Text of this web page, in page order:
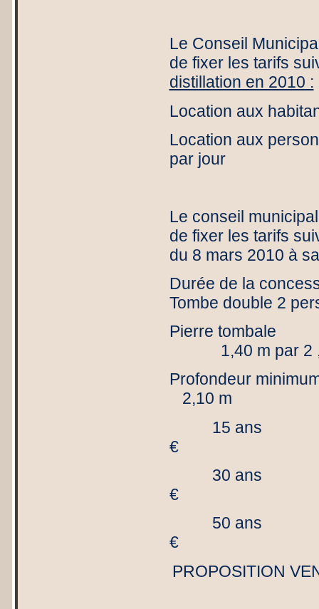
Le Conseil
de fixer les tarifs
distillation en 2010 :
Location aux
Location aux
par jour
Le conseil
de fixer les tarifs
du 8 mars 2010 à
Durée de la
Tombe double 2
Pierre
1,40 m par 2
2,10 m
15
€
30
€
50
€
PROPOSITION